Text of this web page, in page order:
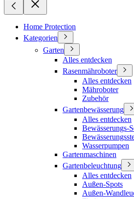
Home Protection
Kategorien
Garten
Alles entdecken
Rasenmähroboter
Alles entdecken
Mähroboter
Zubehör
Gartenbewässerung
Alles entdecken
Bewässerungs-
Wasserpumpen
Gartenmaschinen
Gartenbeleuchtung
Alles entdecken
Außen-Spots
Außen-